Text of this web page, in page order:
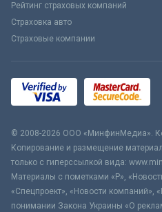
Рейтинг страховых компаний
Страховка авто
Страховые компании
© 2008-2026 ООО «МинфинМедиа».
Копирование и размещение
только с гиперссылкой вида:
Материалы с пометками «Р»,
«Спецпроект», «Новости компаний»,
понимании Закона Украины «О